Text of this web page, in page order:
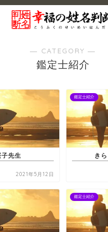
― CATEGORY ―
鑑定士紹介
子先生
2021年5月12日
鑑定士紹介
き
鑑定士紹介